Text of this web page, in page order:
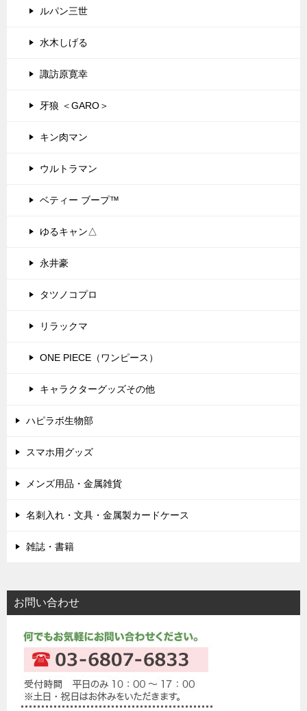
ルパン三世
水木しげる
諏訪原寛幸
牙狼 ＜GARO＞
キン肉マン
ウルトラマン
ベティー ブープ™
ゆるキャン△
永井豪
タツノコプロ
リラックマ
ONE PIECE（ワンピース）
キャラクターグッズその他
ハピラボ生物部
スマホ用グッズ
メンズ用品・金属雑貨
名刺入れ・文具・金属製カードケース
雑誌・書籍
お問い合わせ